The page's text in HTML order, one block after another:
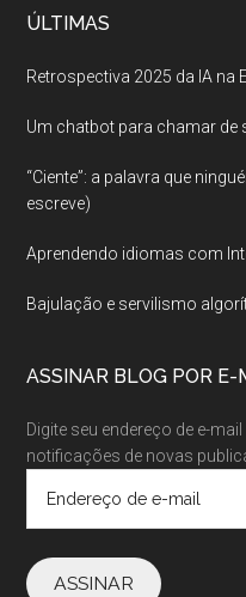
ÚLTIMAS
Retrospectiva 2025 da IA na
Um chatbot para chamar de
“Ciente”: a palavra que
escreve)
Aprendendo idiomas com
Bajulação e servilismo
ASSINAR BLOG POR E-
Digite seu endereço de e-
notificações de novas
e-
mail
ASSINAR